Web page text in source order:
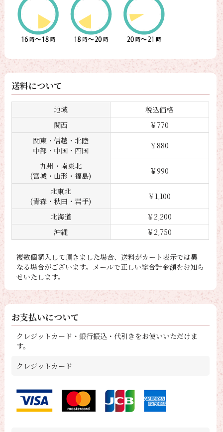
送料について
地域
税込価格
関西
￥770
関東・信越・北陸
中部・中国・四国
￥880
九州・南東北
(宮城・山形・福島)
￥990
北東北
(青森・秋田・岩手)
￥1,100
北海道
￥2,200
沖縄
￥2,750
複数個購入して頂きました場合、送料がカート表示では異
なる場合がございます。メールで正しい総合計金額をお知ら
せいたします。
お支払いについて
クレジットカード・銀行振込・代引きをお使いいただけま
す。
クレジットカード